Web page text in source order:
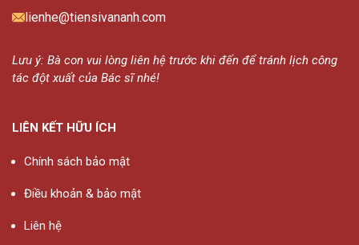
lienhe@tiensivananh.com
Lưu ý: Bà con vui lòng liên hệ trước khi đến để tránh lịch công
tác đột xuất của Bác sĩ nhé!
LIÊN KẾT HỮU ÍCH
Chính sách bảo mật
Điều khoản & bảo mật
Liên hệ